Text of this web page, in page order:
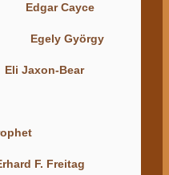
Edgar Cayce
Egely György
Eli Jaxon-Bear
F. Freitag